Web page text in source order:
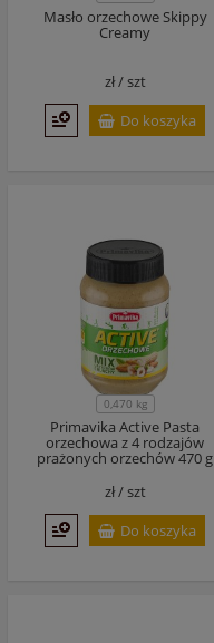
Masło orzechowe Skippy
Creamy
zł /szt
Do koszyka
0,470 kg
Primavika Active Pasta
orzechowa z 4 rodzajów
prażonych orzechów 470 g
zł /szt
Do koszyka